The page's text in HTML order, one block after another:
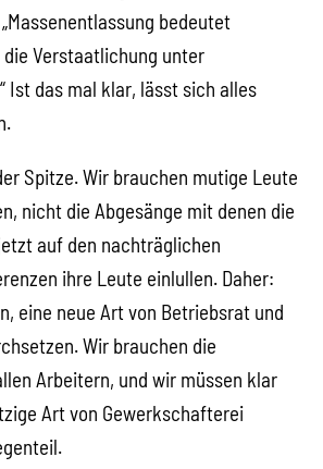
bedeutet
Verstaatlichung unter
Ist das mal klar, lässt sich alles
Spitze. Wir brauchen mutige Leute
nicht die Abgesänge mit denen die
jetzt auf den nachträglichen
ihre Leute einlullen. Daher:
eine neue Art von Betriebsrat und
Wir brauchen die
Arbeitern, und wir müssen klar
Art von Gewerkschafterei